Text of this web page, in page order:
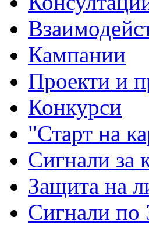
Кампании
Проекти и
Конкурси
"Старт на
Сигнали за
Защита на
Сигнали